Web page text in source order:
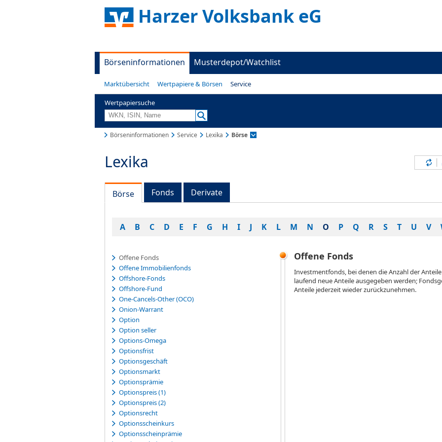
Harzer Volksbank eG
Börseninformationen Musterdepot/Watchlist
Marktübersicht Wertpapiere & Börsen Service
Wertpapiersuche
Börseninformationen Service Lexika Börse
Lexika
Börse Fonds Derivate
A B C D E F G H I J K L M N O P Q R S T U V
Offene Fonds
Offene Immobilienfonds
Offshore-Fonds
Offshore-Fund
One-Cancels-Other (OCO)
Onion-Warrant
Option
Option seller
Options-Omega
Optionsfrist
Optionsgeschäft
Optionsmarkt
Optionsprämie
Optionspreis (1)
Optionspreis (2)
Optionsrecht
Optionsscheinkurs
Optionsscheinprämie
Offene Fonds
Investmentfonds, bei denen die Anzahl der
laufend neue Anteile ausgegeben werden;
Anteile jederzeit wieder zurückzunehmen.